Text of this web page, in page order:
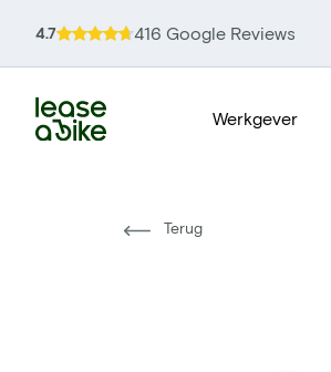
4.7 416 Google Reviews
Werkgever
Terug